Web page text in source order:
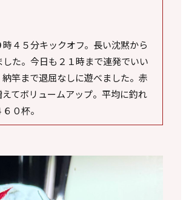
４５分キックオフ。長い沈黙から
た。今日も２１時まで連発でいい
竿まで退屈なしに遊べました。赤
てボリュームアップ。平均に釣れ
０杯。